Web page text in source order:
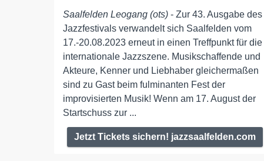
Saalfelden Leogang (ots) - Zur 43. Ausgabe des
Jazzfestivals verwandelt sich Saalfelden vom
17.-20.08.2023 erneut in einen Treffpunkt für die
internationale Jazzszene. Musikschaffende und
Akteure, Kenner und Liebhaber gleichermaßen
sind zu Gast beim fulminanten Fest der
improvisierten Musik! Wenn am 17. August der
Startschuss zur ...
Jetzt Tickets sichern! jazzsaalfelden.com